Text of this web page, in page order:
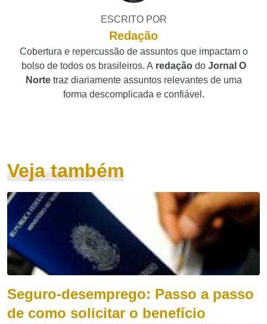
ESCRITO POR
Redação
Cobertura e repercussão de assuntos que impactam o
bolso de todos os brasileiros. A redação do Jornal O
Norte traz diariamente assuntos relevantes de uma
forma descomplicada e confiável.
Veja também
Seguro-desemprego: Passo a passo
de como solicitar o benefício